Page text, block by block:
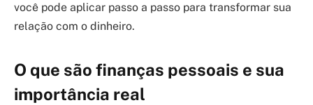
você pode aplicar passo a passo para transformar sua
relação com o dinheiro.
O que são finanças pessoais e sua
importância real